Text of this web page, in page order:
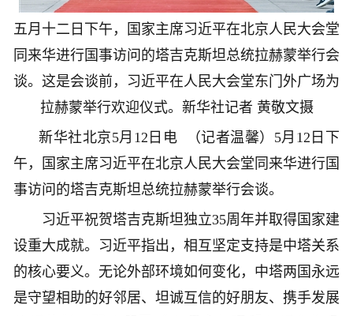
五月十二日下午，国家主席习近平在北京人民大会堂
同来华进行国事访问的塔吉克斯坦总统拉赫蒙举行会
谈。这是会谈前，习近平在人民大会堂东门外广场为
拉赫蒙举行欢迎仪式。 新华社记者 黄敬文摄
新华社北京5月12日电 （记者温馨）5月12日下
午，国家主席习近平在北京人民大会堂同来华进行国
事访问的塔吉克斯坦总统拉赫蒙举行会谈。
习近平祝贺塔吉克斯坦独立35周年并取得国家建
设重大成就。习近平指出，相互坚定支持是中塔关系
的核心要义。无论外部环境如何变化，中塔两国永远
是守望相助的好邻居、坦诚互信的好朋友、携手发展